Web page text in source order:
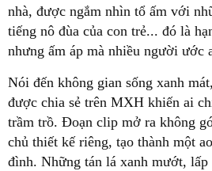
nhà, được ngắm nhìn tổ ấm với
tiếng nô đùa của con trẻ... đó là
nhưng ấm áp mà nhiều người ước
Nói đến không gian sống xanh
được chia sẻ trên MXH khiến ai
trầm trồ. Đoạn clip mở ra không
chủ thiết kế riêng, tạo thành một
đình. Những tán lá xanh mướt, lấp